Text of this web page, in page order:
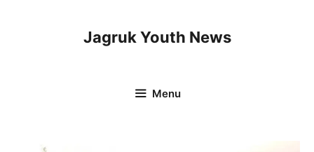
Jagruk Youth News
Menu